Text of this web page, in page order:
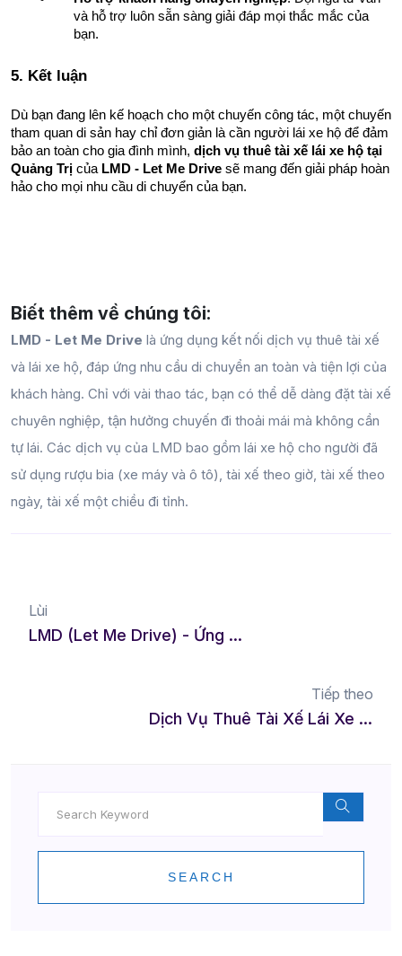
và hỗ trợ luôn sẵn sàng giải đáp mọi thắc mắc của
bạn.
5. Kết luận
Dù bạn đang lên kế hoạch cho một chuyến công tác, một chuyến
tham quan di sản hay chỉ đơn giản là cần người lái xe hộ để đảm
bảo an toàn cho gia đình mình, dịch vụ thuê tài xế lái xe hộ tại
Quảng Trị của LMD - Let Me Drive sẽ mang đến giải pháp hoàn
hảo cho mọi nhu cầu di chuyển của bạn.
Biết thêm về chúng tôi:
LMD - Let Me Drive là ứng dụng kết nối dịch vụ thuê tài xế
và lái xe hộ, đáp ứng nhu cầu di chuyển an toàn và tiện lợi của
khách hàng. Chỉ với vài thao tác, bạn có thể dễ dàng đặt tài xế
chuyên nghiệp, tận hưởng chuyến đi thoải mái mà không cần
tự lái. Các dịch vụ của LMD bao gồm lái xe hộ cho người đã
sử dụng rượu bia (xe máy và ô tô), tài xế theo giờ, tài xế theo
ngày, tài xế một chiều đi tỉnh.
Lùi
LMD (Let Me Drive) - Ứng Dụng Thuê Xe Lái Hộ Chính Thức Hợp Tác Với Vucar
Tiếp theo
Dịch Vụ Thuê Tài Xế Lái Xe Hộ Tại Đắk Nông - Giải Pháp An Toàn Cho Mọi Hành Trình
SEARCH